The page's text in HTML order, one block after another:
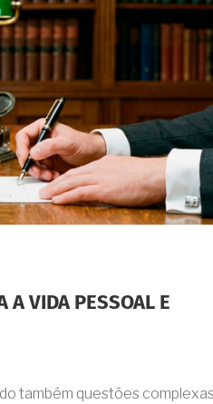
A VIDA PESSOAL E
também questões